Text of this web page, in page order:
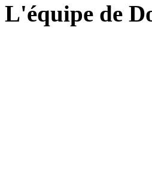
L'équipe de